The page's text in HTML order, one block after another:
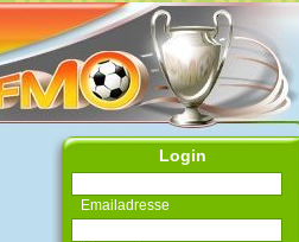
Login
Emailadresse